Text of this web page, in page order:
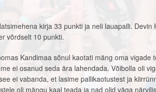
kirja 33 punkti ja neli lauapalli. Devin
võrdselt 10 punkti.
Kandimaa sõnul kaotati mäng oma vigade
ei osanud seda ära lahendada. Võibolla oli
ei vabanda, et lasime pallikaotustest ja
oli mängu kaal teada ja nad olid väga